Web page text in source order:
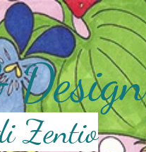
Design
Zentio